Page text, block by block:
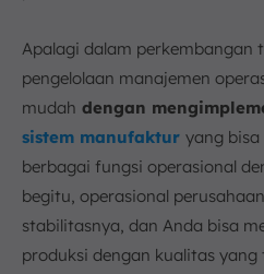
Apalagi dalam perkembangan
pengelolaan manajemen
mudah dengan
sistem manufaktur yang
berbagai fungsi operasional
begitu, operasional
stabilitasnya, dan Anda bisa
produksi dengan kualitas yang